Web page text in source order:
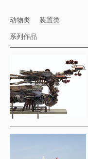
动物类 装置类
系列作品